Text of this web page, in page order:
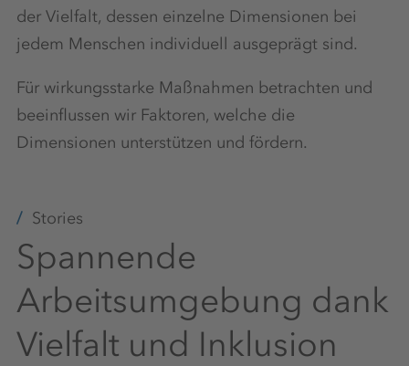
der Vielfalt, dessen einzelne Dimensionen bei
jedem Menschen individuell ausgeprägt sind.
Für wirkungsstarke Maßnahmen betrachten und
beeinflussen wir Faktoren, welche die
Dimensionen unterstützen und fördern.
Stories
Spannende
Arbeitsumgebung dank
Vielfalt und Inklusion